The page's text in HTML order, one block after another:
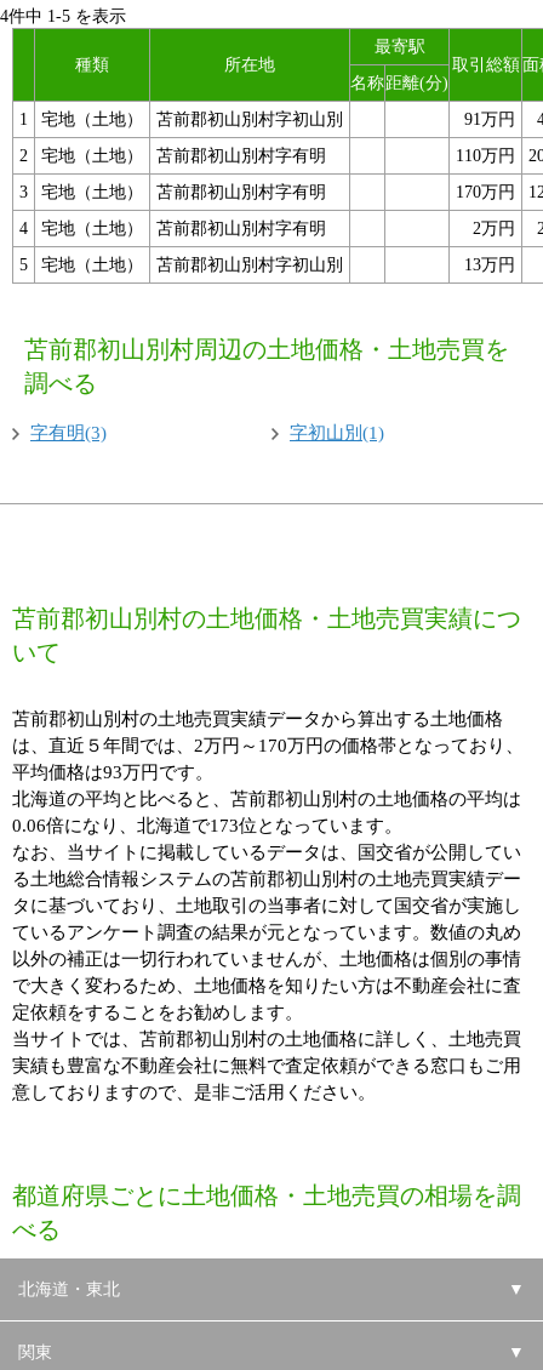
4件中 1-5 を表示
種類 所在地
最寄駅
取引総額 面
名称距離(分)
1
宅地（土地） 苫前郡初山別村字初山別 91万円
2
宅地（土地） 苫前郡初山別村字有明 110万円
3
宅地（土地） 苫前郡初山別村字有明 170万円
4
宅地（土地） 苫前郡初山別村字有明 2万円
5
宅地（土地） 苫前郡初山別村字初山別 13万円
苫前郡初山別村周辺の土地価格・土地売買を
調べる
字有明(3) 字初山別(1)
苫前郡初山別村の土地価格・土地売買実績につ
いて
苫前郡初山別村の土地売買実績データから算出する土地価格
は、直近５年間では、2万円～170万円の価格帯となっており、
平均価格は93万円です。
北海道の平均と比べると、苫前郡初山別村の土地価格の平均は
0.06倍になり、北海道で173位となっています。
なお、当サイトに掲載しているデータは、国交省が公開してい
る土地総合情報システムの苫前郡初山別村の土地売買実績デー
タに基づいており、土地取引の当事者に対して国交省が実施し
ているアンケート調査の結果が元となっています。数値の丸め
以外の補正は一切行われていませんが、土地価格は個別の事情
で大きく変わるため、土地価格を知りたい方は不動産会社に査
定依頼をすることをお勧めします。
当サイトでは、苫前郡初山別村の土地価格に詳しく、土地売買
実績も豊富な不動産会社に無料で査定依頼ができる窓口もご用
意しておりますので、是非ご活用ください。
都道府県ごとに土地価格・土地売買の相場を調
べる
北海道・東北 ▼
関東 ▼